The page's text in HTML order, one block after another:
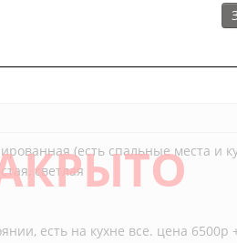
(есть спальные места и
светлая
есть на кухне все. цена 6500р